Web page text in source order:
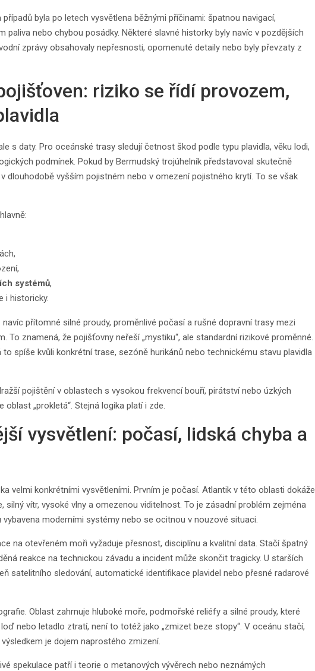
byla po letech vysvětlena běžnými příčinami: špatnou navigací,
paliva nebo chybou posádky. Některé slavné historky byly navíc v pozdějších
zprávy obsahovaly nepřesnosti, opomenuté detaily nebo byly převzaty z
riziko se řídí provozem,
s daty. Pro oceánské trasy sledují četnost škod podle typu plavidla, věku lodi,
podmínek. Pokud by Bermudský trojúhelník představoval skutečně
dlouhodobě vyšším pojistném nebo v omezení pojistného krytí. To se však
systémů,
i historicky.
přítomné silné proudy, proměnlivé počasí a rušné dopravní trasy mezi
To znamená, že pojišťovny neřeší „mystiku“, ale standardní rizikové proměnné.
spíše kvůli konkrétní trase, sezóně hurikánů nebo technickému stavu plavidla
pojištění v oblastech s vysokou frekvencí bouří, pirátství nebo úzkých
„prokletá“. Stejná logika platí i zde.
vysvětlení: počasí, lidská chyba a
velmi konkrétními vysvětleními. Prvním je počasí. Atlantik v této oblasti dokáže
silný vítr, vysoké vlny a omezenou viditelnost. To je zásadní problém zejména
moderními systémy nebo se ocitnou v nouzové situaci.
na otevřeném moři vyžaduje přesnost, disciplínu a kvalitní data. Stačí špatný
reakce na technickou závadu a incident může skončit tragicky. U starších
satelitního sledování, automatické identifikace plavidel nebo přesné radarové
Oblast zahrnuje hluboké moře, podmořské reliéfy a silné proudy, které
nebo letadlo ztratí, není to totéž jako „zmizet beze stopy“. V oceánu stačí,
je dojem naprostého zmizení.
spekulace patří i teorie o metanových vývěrech nebo neznámých